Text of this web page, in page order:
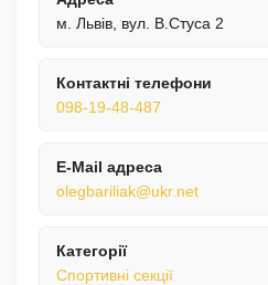
м. Львів, вул. В.Стуса 2
Контактні телефони
098-19-48-487
E-Mail адреса
olegbariliak@ukr.net
Категорії
Спортивні секції